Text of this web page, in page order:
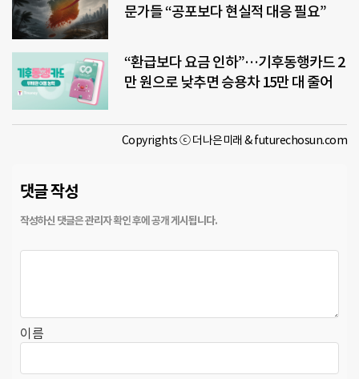
문가들 “공포보다 현실적 대응 필요”
“환급보다 요금 인하”…기후동행카드 2
만 원으로 낮추면 승용차 15만 대 줄어
Copyrights ⓒ 더나은미래 & futurechosun.com
댓글 작성
이름